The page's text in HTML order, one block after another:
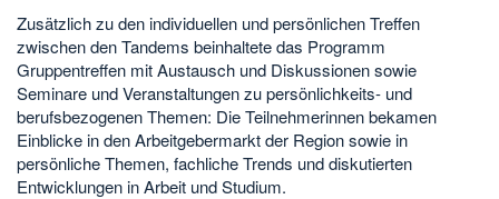
Zusätzlich zu den individuellen und persönlichen Treffen
zwischen den Tandems beinhaltete das Programm
Gruppentreffen mit Austausch und Diskussionen sowie
Seminare und Veranstaltungen zu persönlichkeits- und
berufsbezogenen Themen: Die Teilnehmerinnen bekamen
Einblicke in den Arbeitgebermarkt der Region sowie in
persönliche Themen, fachliche Trends und diskutierten
Entwicklungen in Arbeit und Studium.